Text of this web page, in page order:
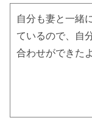
自分も妻と一緒
ているので、自
合わせができた